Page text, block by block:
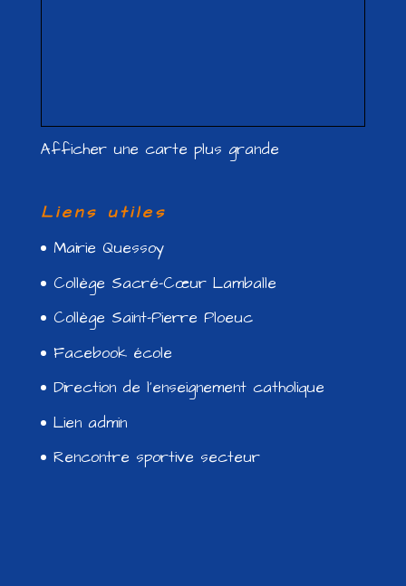
Afficher une carte plus grande
Liens utiles
Mairie Quessoy
Collège Sacré-Cœur Lamballe
Collège Saint-Pierre Ploeuc
Facebook école
Direction de l’enseignement catholique
Lien admin
Rencontre sportive secteur